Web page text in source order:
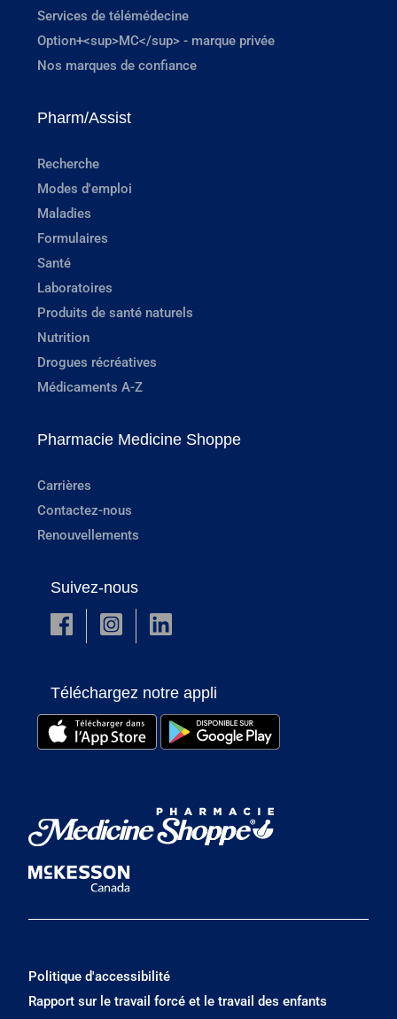
Services de télémédecine
Option+<sup>MC</sup> - marque privée
Nos marques de confiance
Pharm/Assist
Recherche
Modes d'emploi
Maladies
Formulaires
Santé
Laboratoires
Produits de santé naturels
Nutrition
Drogues récréatives
Médicaments A-Z
Pharmacie Medicine Shoppe
Carrières
Contactez-nous
Renouvellements
Suivez-nous
Téléchargez notre appli
Politique d'accessibilité
Rapport sur le travail forcé et le travail des enfants